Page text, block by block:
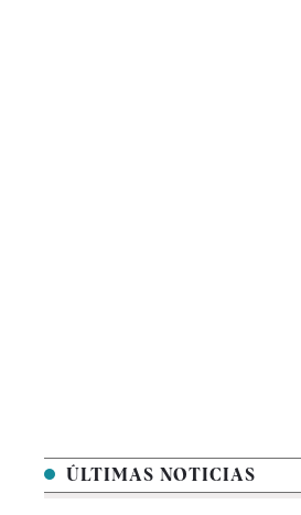
ÚLTIMAS NOTICIAS